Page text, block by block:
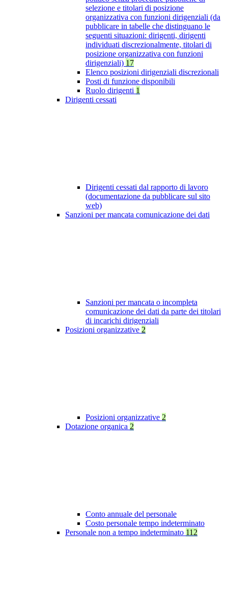
selezione e titolari di posizione
organizzativa con funzioni dirigenziali (da
pubblicare in tabelle che distinguano le
seguenti situazioni: dirigenti, dirigenti
individuati discrezionalmente, titolari di
posizione organizzativa con funzioni
dirigenziali) 17
Elenco posizioni dirigenziali discrezionali
Posti di funzione disponibili
Ruolo dirigenti 1
Dirigenti cessati
Dirigenti cessati dal rapporto di lavoro
(documentazione da pubblicare sul sito
web)
Sanzioni per mancata comunicazione dei dati
Sanzioni per mancata o incompleta
comunicazione dei dati da parte dei titolari
di incarichi dirigenziali
Posizioni organizzative 2
Posizioni organizzative 2
Dotazione organica 2
Conto annuale del personale
Costo personale tempo indeterminato
Personale non a tempo indeterminato 112